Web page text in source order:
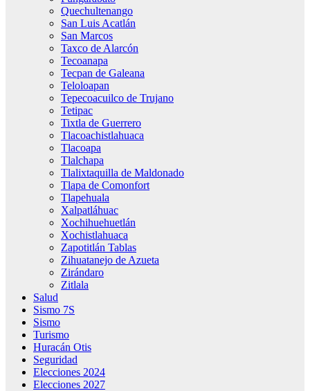
Quechultenango
San Luis Acatlán
San Marcos
Taxco de Alarcón
Tecoanapa
Tecpan de Galeana
Teloloapan
Tepecoacuilco de Trujano
Tetipac
Tixtla de Guerrero
Tlacoachistlahuaca
Tlacoapa
Tlalchapa
Tlalixtaquilla de Maldonado
Tlapa de Comonfort
Tlapehuala
Xalpatláhuac
Xochihuehuetlán
Xochistlahuaca
Zapotitlán Tablas
Zihuatanejo de Azueta
Zirándaro
Zitlala
Salud
Sismo 7S
Sismo
Turismo
Huracán Otis
Seguridad
Elecciones 2024
Elecciones 2027